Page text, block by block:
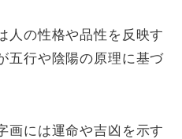
人の性格や品性を反映す
五行や陰陽の原理に基づ
画には運命や吉凶を示す